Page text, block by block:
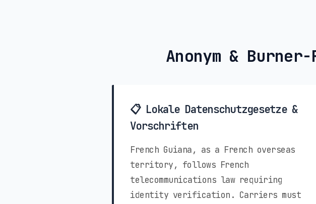
Anonym &
📋 Lokale Datenschutzgesetze &
Vorschriften
French Guiana, as a French overseas
territory, follows French
telecommunications law requiring
identity verification. Carriers must